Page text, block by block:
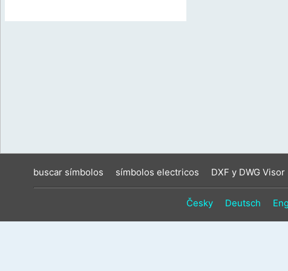
buscar símbolos símbolos electricos DXF y DWG Visor
Česky Deutsch